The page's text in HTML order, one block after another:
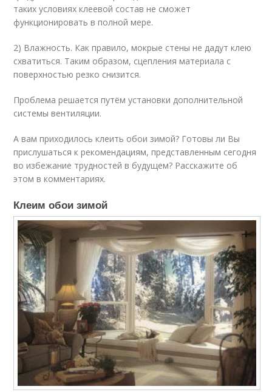
таких условиях клеевой состав не сможет
функционировать в полной мере.
2) Влажность. Как правило, мокрые стены не дадут клею
схватиться. Таким образом, сцепления материала с
поверхностью резко снизится.
Проблема решается путём установки дополнительной
системы вентиляции.
А вам приходилось клеить обои зимой? Готовы ли Вы
прислушаться к рекомендациям, представленным сегодня
во избежание трудностей в будущем? Расскажите об
этом в комментариях.
Клеим обои зимой